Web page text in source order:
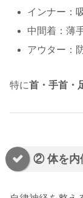
インナー：
中間着：薄
アウター：
特に首・手首・
② 体を内